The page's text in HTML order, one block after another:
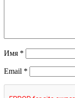
Имя *
Email *